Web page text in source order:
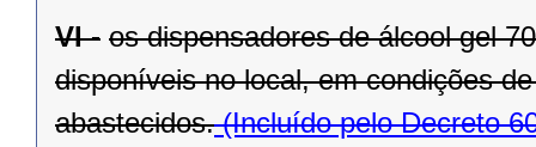
VI - os dispensadores de álcool gel
disponíveis no local, em condições
abastecidos.(Incluído pelo Decreto